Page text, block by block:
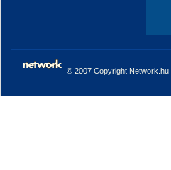
© 2007 Copyright Network.hu